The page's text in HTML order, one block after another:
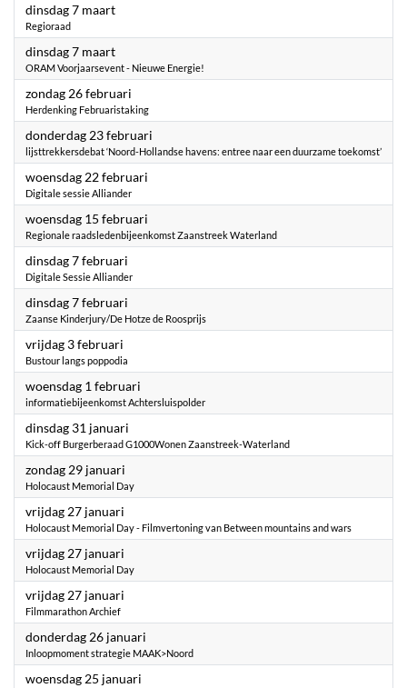
dinsdag 7 maart2023
Regioraad
dinsdag 7 maart2023
ORAM Voorjaarsevent - Nieuwe Energie!
zondag 26 februari
Herdenking Februaristaking
donderdag 23 februari
lijsttrekkersdebat ‘Noord-Hollandse havens: entree naar een duurzame toekomst’
woensdag 22 februari
Digitale sessie Alliander
woensdag 15 februari
Regionale raadsledenbijeenkomst Zaanstreek Waterland
dinsdag 7 februari
Digitale Sessie Alliander
dinsdag 7 februari
Zaanse Kinderjury/De Hotze de Roosprijs
vrijdag 3 februari
Bustour langs poppodia
woensdag 1 februari
informatiebijeenkomst Achtersluispolder
dinsdag 31 januari
Kick-off Burgerberaad G1000Wonen Zaanstreek-Waterland
zondag 29 januari
Holocaust Memorial Day
vrijdag 27 januari
Holocaust Memorial Day - Filmvertoning van Between mountains and wars
vrijdag 27 januari
Holocaust Memorial Day
vrijdag 27 januari
Filmmarathon Archief
donderdag 26 januari
Inloopmoment strategie MAAK>Noord
woensdag 25 januari